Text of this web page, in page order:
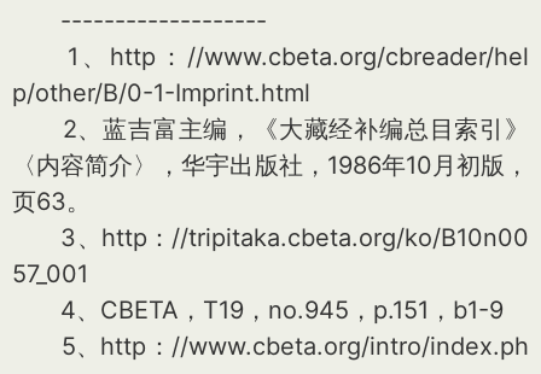
-------------------
1、http：//www.cbeta.org/cbreader/hel
p/other/B/0-1-Imprint.html
2、蓝吉富主编，《大藏经补编总目索引》
〈内容简介〉，华宇出版社，1986年10月初版，
页63。
3、http：//tripitaka.cbeta.org/ko/B10n00
57_001
4、CBETA，T19，no.945，p.151，b1-9
5、http：//www.cbeta.org/intro/index.ph